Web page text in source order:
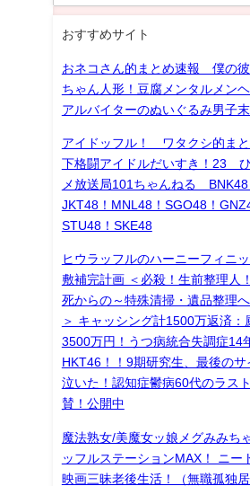
おすすめサイト
おネコさん的まとめ速報 僕の
ちゃん人形！豆腐メンタルメン
アルバイターのぬいぐるみ男子
アイドッフル！ ワタクシ的ま
下格闘アイドルだいすき！23
メ放送局101ちゃんねる BNK48
JKT48！MNL48！SGO48！
STU48！SKE48
ヒウラッフルのハーニーフィニ
敷補完計画 ＜必殺！生前整理人
死からの～特殊清掃・遺品整理
＞ キャッシング計1500万返済：
3500万円！うつ病統合失調症14
HKT46！！9期研究生、最後の
泣いた！認知症鬱病60代のラス
賛！公開中
魔法熟女/美魔女ッ娘メグみみち
ッフルステーションMAX！ ニー
映画三昧老後生活！（無職孤独